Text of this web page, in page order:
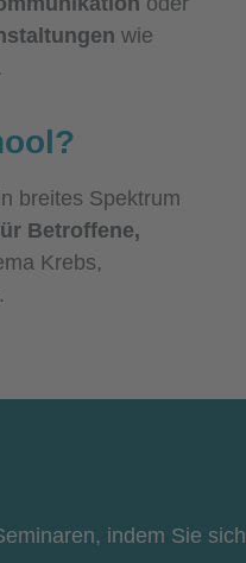
wie
breites Spektrum
Betroffene,
Krebs,
indem Sie sich